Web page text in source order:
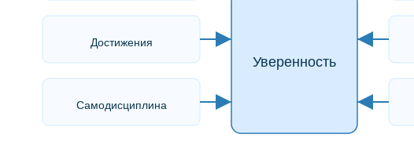
Достижения
Самодисциплина
Уверенность